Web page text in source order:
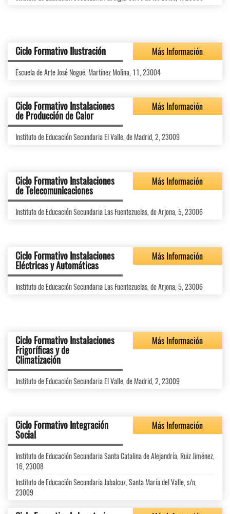
Ciclo Formativo Ilustración Más Información
Escuela de Arte José Nogué, Martínez Molina, 11, 23004
Ciclo Formativo Instalaciones
de Producción de Calor
Más Información
Instituto de Educación Secundaria El Valle, de Madrid, 2, 23009
Ciclo Formativo Instalaciones
de Telecomunicaciones
Más Información
Instituto de Educación Secundaria Las Fuentezuelas, de Arjona, 5, 23006
Ciclo Formativo Instalaciones
Eléctricas y Automáticas
Más Información
Instituto de Educación Secundaria Las Fuentezuelas, de Arjona, 5, 23006
Ciclo Formativo Instalaciones
Frigoríficas y de
Climatización
Más Información
Instituto de Educación Secundaria El Valle, de Madrid, 2, 23009
Ciclo Formativo Integración
Social
Más Información
Instituto de Educación Secundaria Santa Catalina de Alejandría, Ruiz Jiménez,
16, 23008
Instituto de Educación Secundaria Jabalcuz, Santa María del Valle, s/n,
23009